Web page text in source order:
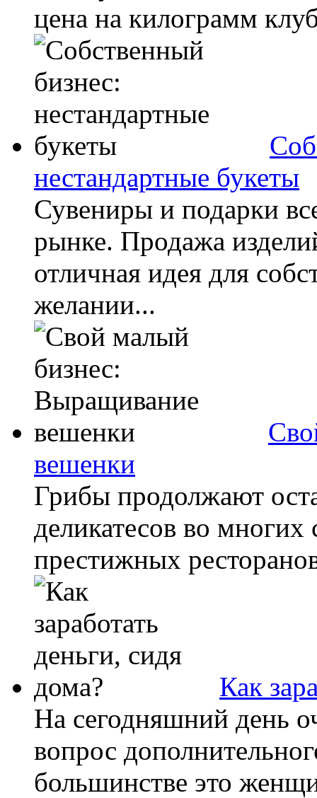
цена на килограмм
нестандартные букеты
Сувениры и подарки
рынке. Продажа
отличная идея для
желании...
вешенки
Грибы продолжают
деликатесов во
престижных
Как
На сегодняшний день
вопрос
большинстве это